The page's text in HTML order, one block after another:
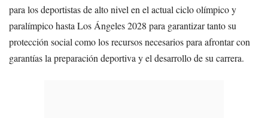
para los deportistas de alto nivel en el actual ciclo olímpico y
paralímpico hasta Los Ángeles 2028 para garantizar tanto su
protección social como los recursos necesarios para afrontar con
garantías la preparación deportiva y el desarrollo de su carrera.